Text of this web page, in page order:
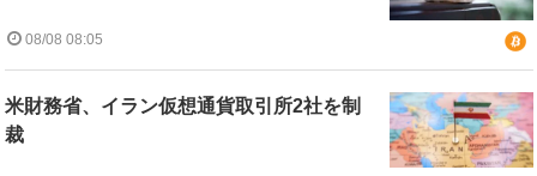
08/08 08:05
米財務省、イラン仮想通貨取引所2社を制
裁